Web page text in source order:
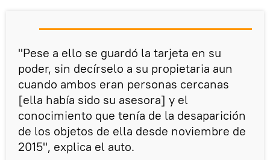
"Pese a ello se guardó la tarjeta en su
poder, sin decírselo a su propietaria aun
cuando ambos eran personas cercanas
[ella había sido su asesora] y el
conocimiento que tenía de la desaparición
de los objetos de ella desde noviembre de
2015", explica el auto.